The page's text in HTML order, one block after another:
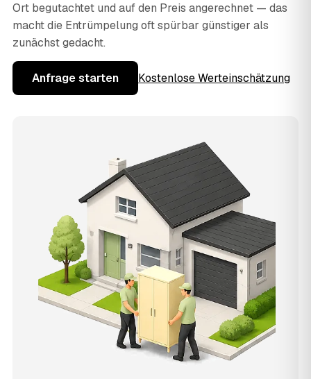
Ort begutachtet und auf den Preis angerechnet — das
macht die Entrümpelung oft spürbar günstiger als
zunächst gedacht.
Anfrage starten Kostenlose Werteinschätzung